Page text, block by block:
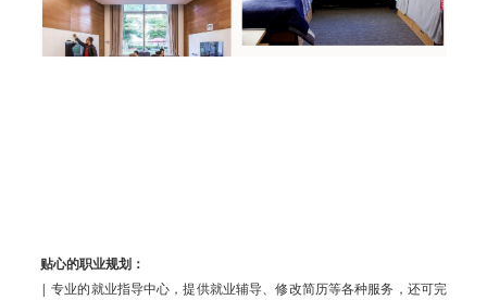
贴心的职业规划：
| 专业的就业指导中心，提供就业辅导、修改简历等各种服务，还可完